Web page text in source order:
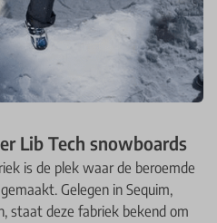
Lib Tech snowboards
is de plek waar de beroemde
Gelegen in Sequim,
staat deze fabriek bekend om